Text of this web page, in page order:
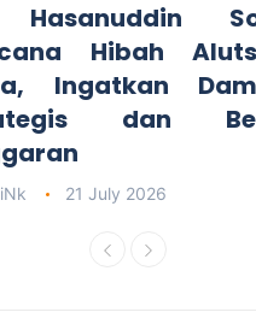
Hasanuddin
Hibah
Ingatkan
dan
21 July 2026